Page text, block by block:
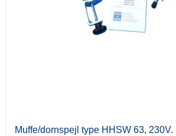
Muffe/dornspejl type HHSW 63,